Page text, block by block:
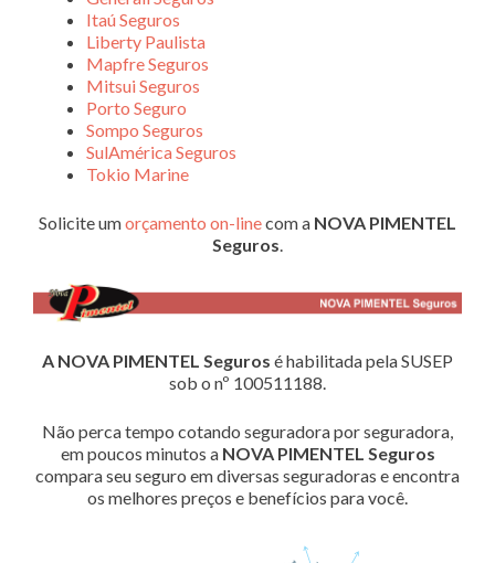
Itaú Seguros
Liberty Paulista
Mapfre Seguros
Mitsui Seguros
Porto Seguro
Sompo Seguros
SulAmérica Seguros
Tokio Marine
Solicite umorçamento on-linecom a NOVA PIMENTEL
Seguros.
A NOVA PIMENTEL Seguros é habilitada pela SUSEP
sob o nº 100511188.
Não perca tempo cotando seguradora por seguradora,
em poucos minutos a NOVA PIMENTEL Seguros
compara seu seguro em diversas seguradoras e encontra
os melhores preços e benefícios para você.